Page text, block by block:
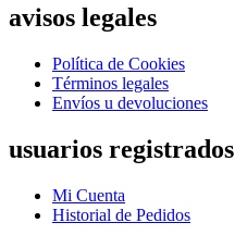
avisos legales
Política de Cookies
Términos legales
Envíos u devoluciones
usuarios registrados
Mi Cuenta
Historial de Pedidos